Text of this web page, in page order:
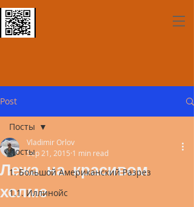
Post
Посты
1. Большой Американский Разрез
1.1. Иллинойс
Посты
Лежа на красивом
холме
Vladimir Orlov
Sep 21, 2015 1 min read